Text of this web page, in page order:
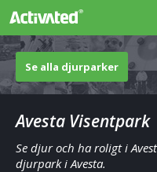
Se alla djurparker
Avesta Visentpark
Se djur och ha roligt i
djurpark i Avesta.